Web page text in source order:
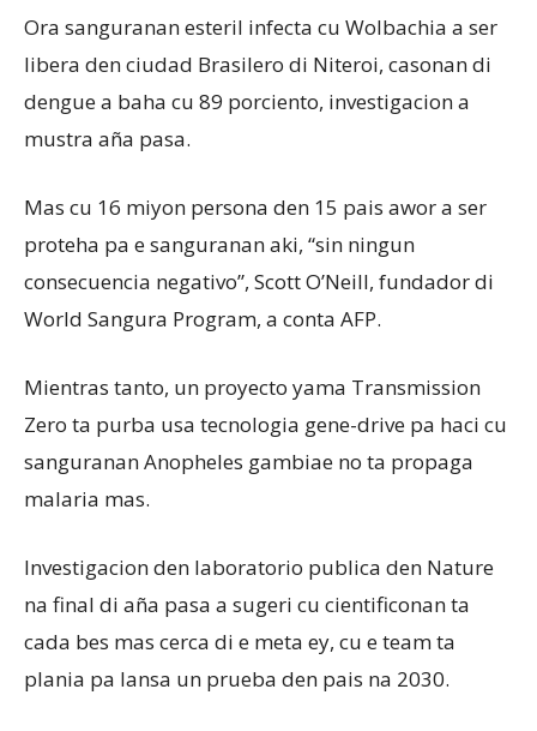
Ora sanguranan esteril infecta cu Wolbachia a ser
libera den ciudad Brasilero di Niteroi, casonan di
dengue a baha cu 89 porciento, investigacion a
mustra aña pasa.
Mas cu 16 miyon persona den 15 pais awor a ser
proteha pa e sanguranan aki, “sin ningun
consecuencia negativo”, Scott O’Neill, fundador di
World Sangura Program, a conta AFP.
Mientras tanto, un proyecto yama Transmission
Zero ta purba usa tecnologia gene-drive pa haci cu
sanguranan Anopheles gambiae no ta propaga
malaria mas.
Investigacion den laboratorio publica den Nature
na final di aña pasa a sugeri cu cientificonan ta
cada bes mas cerca di e meta ey, cu e team ta
plania pa lansa un prueba den pais na 2030.